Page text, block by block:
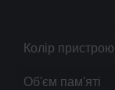
Колір пристрою
Об'єм пам'яті